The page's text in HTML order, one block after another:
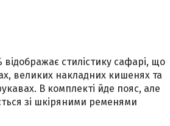
відображає стилістику сафарі, що
великих накладних кишенях та
В комплекті йде пояс, але
зі шкіряними ременями